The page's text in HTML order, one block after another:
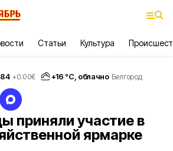
Статьи Культура
+0.00€ +16 °С, облачно Белгород
приняли участие в
ярмарке